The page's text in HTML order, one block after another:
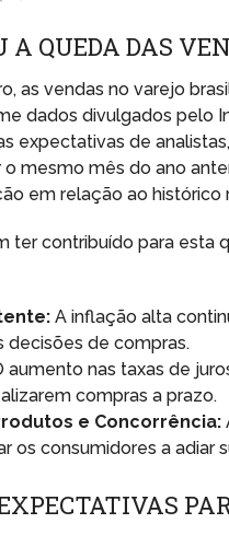
A QUEDA DAS
as vendas no varejo
dados divulgados pelo
expectativas de
mesmo mês do ano
em relação ao histórico
ter contribuído para esta
A inflação alta
decisões de compras.
aumento nas taxas de
compras a prazo.
e Concorrência:
os consumidores a adiar